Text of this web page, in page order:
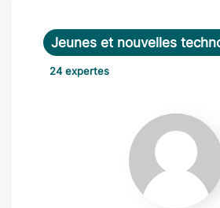
Jeunes et nouvelles
24 expertes
Béatrice
Durand-
Mégret